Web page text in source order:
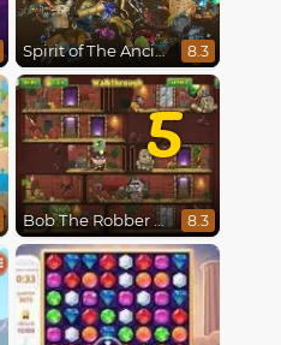
Spirit of The Ancient Forest 8.3
5
Bob The Robber 5 The Temple Adventure 8.3